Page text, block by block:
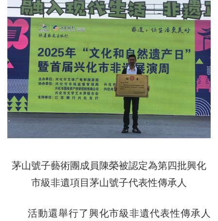
茅山號子藝術團成員陳榮被認定為第四批興化
市級非遺項目茅山號子代表性傳承人
活動還舉行了興化市級非遺代表性傳承人